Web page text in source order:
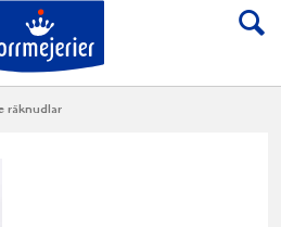
Till Norrmejerier
räknudlar